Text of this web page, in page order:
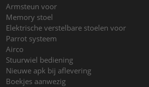
Armsteun voor
Memory stoel
Elektrische verstelbare stoelen voor
Parrot systeem
Airco
Stuurwiel bediening
Nieuwe apk bij aflevering
Boekjes aanwezig